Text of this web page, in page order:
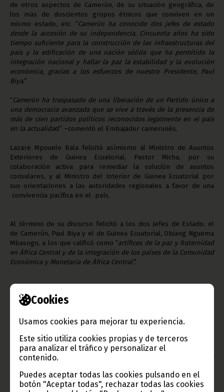
Cookies
Usamos cookies para mejorar tu experiencia.
Este sitio utiliza cookies propias y de terceros
para analizar el tráfico y personalizar el
contenido.
Puedes aceptar todas las cookies pulsando en el
botón "Aceptar todas", rechazar todas las cookies
de otros aspectos de Camerún, de su situación geográfica, de
los más de doscientos grupos étnicos que conviven en un
mismo estado, etc. “Camerún ha conocido dos jefes de estado
desde la accesión de su independencia. Cincuenta años ha sido
tiempo suficiente para la construcción de las infraestructuras del
país y la edificación de una nación sólida que ha permitido la
integración nacional y hallar la paz la estabilidad y la evolución
económica, gracias a los esfuerzos de nuestro Presidente, Paul
Biya.”
“Camerún ha traspasado de una liberación de un Partido único a
una democracia avanzada que se vive a través de la presencia de
más de cien partidos políticos reconocidos legalmente en el país
en la actualidad” –comentó el Embajador camerunés.
Lazare Mpouele Bala felicitó asímismo al Ministro de Asuntos
Exteriores de Guinea Ecuatorial, Pastor Micha, por su
colaboración activa para remediar la solución de asuntos
consulares, y al Ministro del Interior de Guinea Ecuatorial por
sus orientaciones a las autoridades regionales a favor de una
convivencia pacífica en el país.
Al término de su discurso felicitó a los dos Jefes de Estado, el
de Camerún, Paul Biya y el de Guinea Ecuatorial, Obiang Nguema
Mbasogo, a los que calificó como “artífices de la paz y fraternidad
en África Central y de la integración de los países de la Comunidad
Económica y Monetaria de África Central”.
Texto y fotos: Clemente Ela Ondo Onguene
Oficina de Información y Prensa de Guinea Ecuatorial (D.G.
Nuestro agradecimiento a Sisinio Mbana funcionario diplomático
del Ministerio de Asuntos Exteriores por su colaboración
desinteresada con